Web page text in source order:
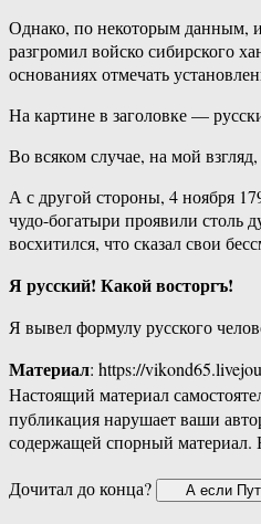
Однако, по некоторым данным,
разгромил войско сибирского
основаниях отмечать
На картине в заголовке —
Во всяком случае, на мой
А с другой стороны, 4 ноября
чудо-богатыри проявили столь
восхитился, что сказал свои
Я русский! Какой восторгъ!
Я вывел формулу русского
Материал: https://
Настоящий материал
публикация нарушает ваши
содержащей спорный материал.
Дочитал до конца?